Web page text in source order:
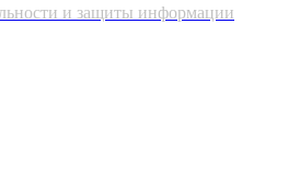
и защиты информации